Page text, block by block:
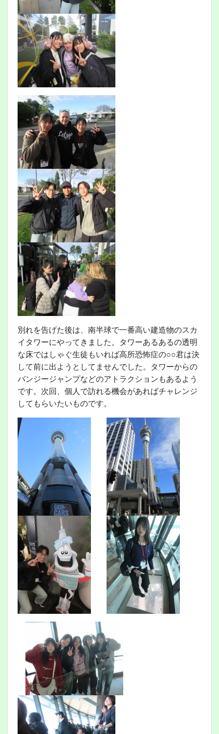
別れを告げた後は、南半球で一番高い建造物のスカ
イタワーにやってきました。タワーあるあるの透明
な床ではしゃぐ生徒もいれば高所恐怖症の○○君は決
して前に出ようとしてませんでした。タワーからの
バンジージャンプなどのアトラクションもあるよう
です。次回、個人で訪れる機会があればチャレンジ
してもらいたいものです。